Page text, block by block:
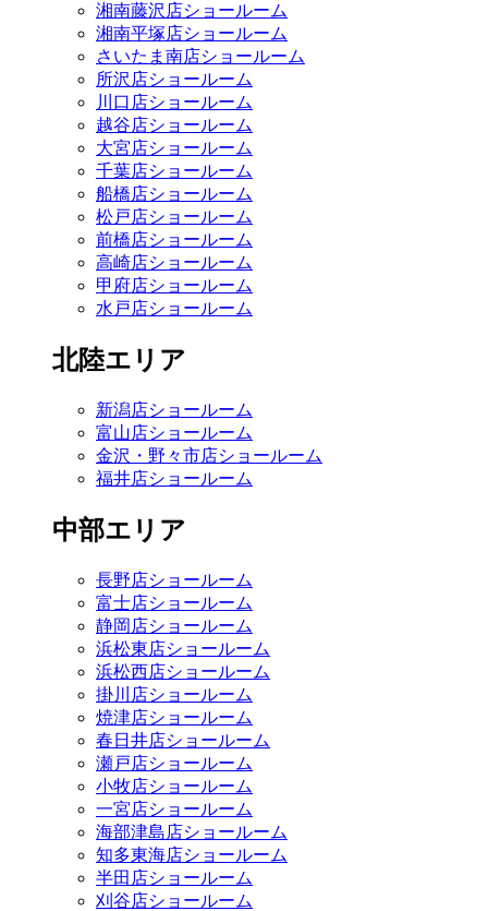
湘南藤沢店ショールーム
湘南平塚店ショールーム
さいたま南店ショールーム
所沢店ショールーム
川口店ショールーム
越谷店ショールーム
大宮店ショールーム
千葉店ショールーム
船橋店ショールーム
松戸店ショールーム
前橋店ショールーム
高崎店ショールーム
甲府店ショールーム
水戸店ショールーム
北陸エリア
新潟店ショールーム
富山店ショールーム
金沢・野々市店ショールーム
福井店ショールーム
中部エリア
長野店ショールーム
富士店ショールーム
静岡店ショールーム
浜松東店ショールーム
浜松西店ショールーム
掛川店ショールーム
焼津店ショールーム
春日井店ショールーム
瀬戸店ショールーム
小牧店ショールーム
一宮店ショールーム
海部津島店ショールーム
知多東海店ショールーム
半田店ショールーム
刈谷店ショールーム